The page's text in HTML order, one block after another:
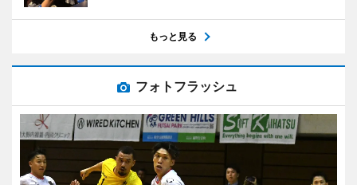
もっと見る
フォトフラッシュ